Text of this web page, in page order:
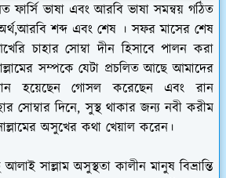
ফার্সি ভাষা এবং আরবি ভাষা সমন্বয় গঠিত
অর্থ,আরবি শব্দ এবং শেষ । সফর মাসের শেষ
চাহার সোম্বা দীন হিসাবে পালন করা
সম্পকে যেটা প্রচলিত আছে আমাদের
হয়েছেন গোসল করেছেন এবং রান
সোম্বার দিনে, সুস্থ থাকার জন্য নবী করীম
অসুখের কথা খেয়াল করেন।
আলাই সাল্লাম অসুস্থতা কালীন মানুষ বিভ্রান্তি